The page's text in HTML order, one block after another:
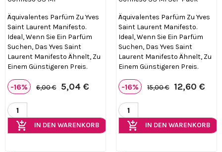
Äquivalentes Parfüm Zu Yves
Saint Laurent Manifesto.
Ideal, Wenn Sie Ein Parfüm
Suchen, Das Yves Saint
Laurent Manifesto Ähnelt, Zu
Einem Günstigeren Preis.
-16% 6,00 € 5,04 €
add_shopping_cart IN DEN WARENKORB
Äquivalentes Parfüm Zu Yves
Saint Laurent Manifesto.
Ideal, Wenn Sie Ein Parfüm
Suchen, Das Yves Saint
Laurent Manifesto Ähnelt, Zu
Einem Günstigeren Preis.
-16% 15,00 € 12,60 €
add_shopping_cart IN DEN WARENKORB